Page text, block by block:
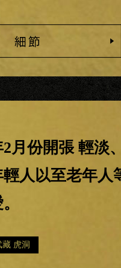
2月份開張 輕淡
人以至老年人
虎洞